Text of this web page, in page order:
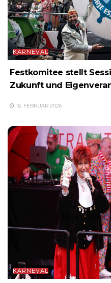
KARNEVAL
Festkomitee stellt
Zukunft und
16. FEBRUAR 2026
KARNEVAL